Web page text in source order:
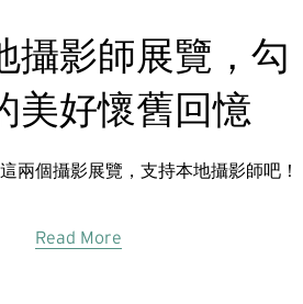
攝影師展覽，勾
美好懷舊回憶
兩個攝影展覽，支持本地攝影師吧！
Read More